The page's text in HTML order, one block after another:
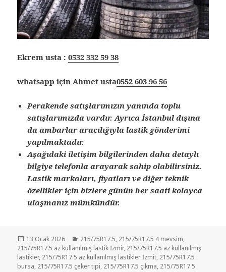
Ekrem usta :0532 332 59 38
whatsapp için Ahmet usta0552 603 96 56
Perakende satışlarımızın yanında toplu
satışlarımızda vardır. Ayrıca İstanbul dışına
da ambarlar aracılığıyla lastik gönderimi
yapılmaktadır.
Aşağıdaki iletişim bilgilerinden daha detaylı
bilgiye telefonla arayarak sahip olabilirsiniz.
Lastik markaları, fiyatları ve diğer teknik
özellikler için bizlere günün her saati kolayca
ulaşmanız mümkündür.
Yayın
tarihi
13 Ocak 2026 Kategoriler
215/75R17.5, 215/75R17.5 4 mevsim,
215/75R17.5 az kullanılmış lastik İzmir, 215/75R17.5 az kullanılmış
lastikler, 215/75R17.5 az kullanılmış lastikler İzmit, 215/75R17.5
bursa, 215/75R17.5 çeker tipi, 215/75R17.5 çıkma, 215/75R17.5